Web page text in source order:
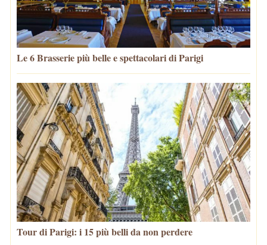
Le 6 Brasserie più belle e spettacolari di Parigi
Tour di Parigi: i 15 più belli da non perdere